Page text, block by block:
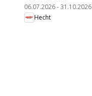
06.07.2026-31.10.2026
Hecht